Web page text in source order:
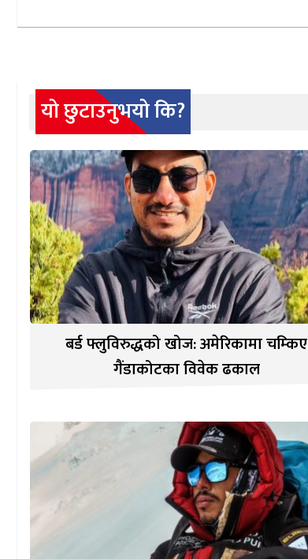
यो छुटाउनुभयो कि?
बर्ड फ्लुविरुद्धको खोज: अमेरिकामा चम्किए
गैंडाकोटका विवेक ढकाल